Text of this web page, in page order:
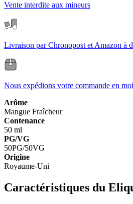
Vente interdite aux mineurs
Livraison par Chronopost et Amazon à
Nous expédions votre commande en
Arôme
Mangue Fraîcheur
Contenance
50 ml
PG/VG
50PG/50VG
Origine
Royaume-Uni
Caractéristiques du